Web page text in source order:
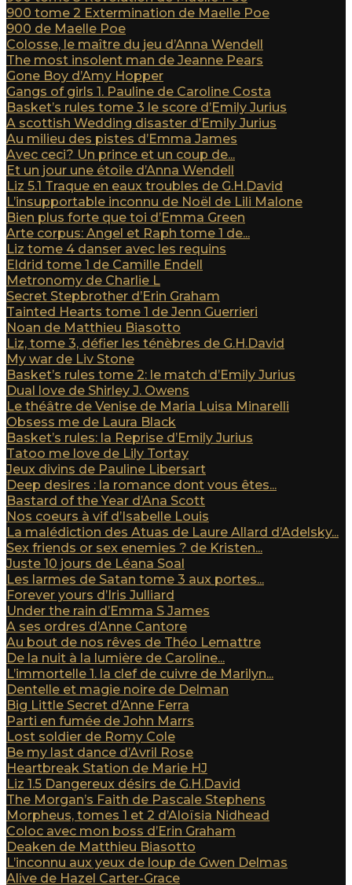
900 tome 2 Extermination de Maelle Poe
900 de Maelle Poe
Colosse, le maître du jeu d’Anna Wendell
The most insolent man de Jeanne Pears
Gone Boy d’Amy Hopper
Gangs of girls 1. Pauline de Caroline Costa
Basket’s rules tome 3 le score d’Emily Jurius
A scottish Wedding disaster d’Emily Jurius
Au milieu des pistes d’Emma James
Avec ceci? Un prince et un coup de...
Et un jour une étoile d’Anna Wendell
Liz 5.1 Traque en eaux troubles de G.H.David
L’insupportable inconnu de Noël de Lili Malone
Bien plus forte que toi d’Emma Green
Arte corpus: Angel et Raph tome 1 de...
Liz tome 4 danser avec les requins
Eldrid tome 1 de Camille Endell
Metronomy de Charlie L
Secret Stepbrother d’Erin Graham
Tainted Hearts tome 1 de Jenn Guerrieri
Noan de Matthieu Biasotto
Liz, tome 3, défier les ténèbres de G.H.David
My war de Liv Stone
Basket’s rules tome 2: le match d’Emily Jurius
Dual love de Shirley J. Owens
Le théâtre de Venise de Maria Luisa Minarelli
Obsess me de Laura Black
Basket’s rules: la Reprise d’Emily Jurius
Tatoo me love de Lily Tortay
Jeux divins de Pauline Libersart
Deep desires : la romance dont vous êtes...
Bastard of the Year d’Ana Scott
Nos coeurs à vif d’Isabelle Louis
La malédiction des Atuas de Laure Allard d’Adelsky...
Sex friends or sex enemies ? de Kristen...
Juste 10 jours de Léana Soal
Les larmes de Satan tome 3 aux portes...
Forever yours d’Iris Julliard
Under the rain d’Emma S James
A ses ordres d’Anne Cantore
Au bout de nos rêves de Théo Lemattre
De la nuit à la lumière de Caroline...
L’immortelle 1. la clef de cuivre de Marilyn...
Dentelle et magie noire de Delman
Big Little Secret d’Anne Ferra
Parti en fumée de John Marrs
Lost soldier de Romy Cole
Be my last dance d’Avril Rose
Heartbreak Station de Marie HJ
Liz 1.5 Dangereux désirs de G.H.David
The Morgan’s Faith de Pascale Stephens
Morpheus, tomes 1 et 2 d’Aloïsia Nidhead
Coloc avec mon boss d’Erin Graham
Deaken de Matthieu Biasotto
L’inconnu aux yeux de loup de Gwen Delmas
Alive de Hazel Carter-Grace